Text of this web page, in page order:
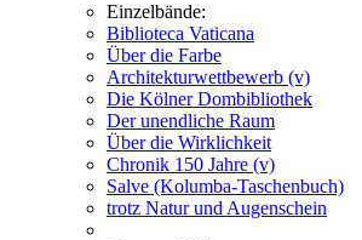
Einzelbände:
Biblioteca Vaticana
Über die Farbe
Architekturwettbewerb (v)
Die Kölner Dombibliothek
Der unendliche Raum
Über die Wirklichkeit
Chronik 150 Jahre (v)
Salve (Kolumba-Taschenbuch)
trotz Natur und Augenschein